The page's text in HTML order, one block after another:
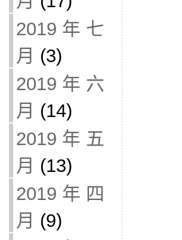
2019 年 七
月 (3)
2019 年 六
月 (14)
2019 年 五
月 (13)
2019 年 四
月 (9)